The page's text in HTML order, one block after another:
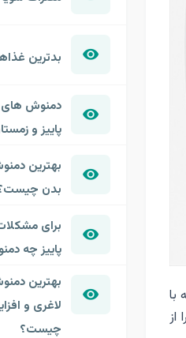
با
از
بدترین
دمنوش
پاییز و
بهترین
بدن
برای
پاییز چه
بهترین
لاغری و
چیست؟